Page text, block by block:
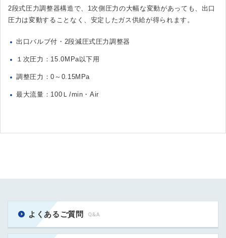
2段式圧力調整器構造で、1次側圧力の大幅な変動があっても、出口
圧力は変動することなく、安定したガス供給が得られます。
出口バルブ付・2段減圧式圧力調整器
１次圧力：15.0MPa以下用
調整圧力：0～0.15MPa
最大流量：100Ｌ/min・Air
よくあるご質問 Q&A